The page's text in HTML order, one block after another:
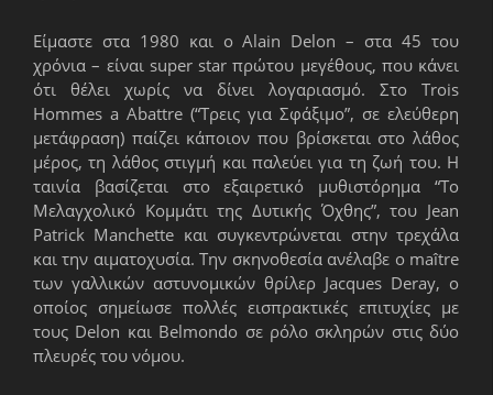
Είμαστε στα 1980 και ο Alain Delon – στα 45 του
χρόνια – είναι super star πρώτου μεγέθους, που κάνει
ότι θέλει χωρίς να δίνει λογαριασμό. Στο Trois
Hommes a Abattre (“Τρεις για Σφάξιμο”, σε ελεύθερη
μετάφραση) παίζει κάποιον που βρίσκεται στο λάθος
μέρος, τη λάθος στιγμή και παλεύει για τη ζωή του. Η
ταινία βασίζεται στο εξαιρετικό μυθιστόρημα “Το
Μελαγχολικό Κομμάτι της Δυτικής Όχθης”, του Jean
Patrick Manchette και συγκεντρώνεται στην τρεχάλα
και την αιματοχυσία. Την σκηνοθεσία ανέλαβε ο maître
των γαλλικών αστυνομικών θρίλερ Jacques Deray, ο
οποίος σημείωσε πολλές εισπρακτικές επιτυχίες με
τους Delon και Belmondo σε ρόλο σκληρών στις δύο
πλευρές του νόμου.